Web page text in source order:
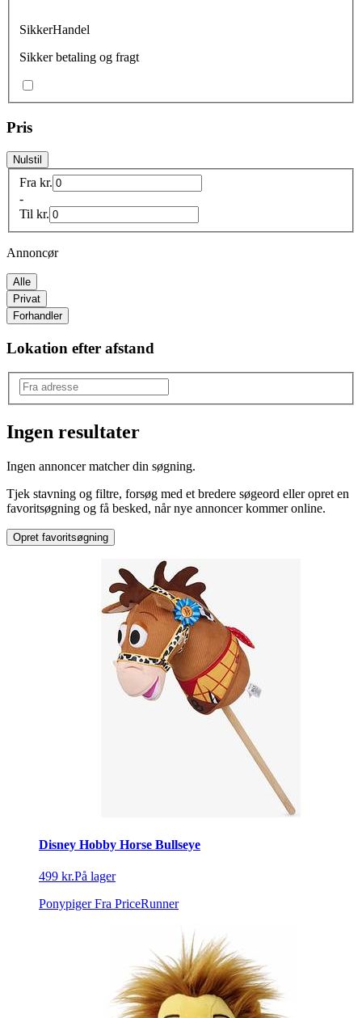
SikkerHandel
Sikker betaling og fragt
Pris
Nulstil
Fra kr.
-
Til kr.
Annoncør
Alle
Privat
Forhandler
Lokation efter afstand
Disney
Ingen resultater
Ingen annoncer matcher din søgning.
Tjek stavning og filtre, forsøg med et bredere søgeord eller opret en
favoritsøgning og få besked, når nye annoncer kommer online.
Opret favoritsøgning
Disney Hobby Horse Bullseye
499 kr.På lager
Ponypiger Fra PriceRunner